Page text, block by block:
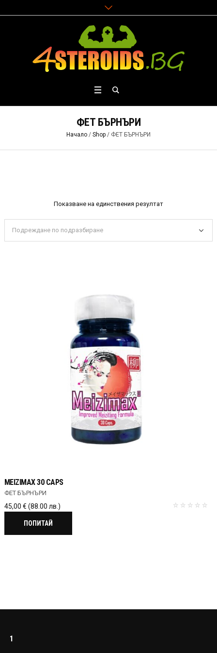
ФЕТ БЪРНЪРИ
Начало / Shop / ФЕТ БЪРНЪРИ
Показване на единствения резултат
MEIZIMAX 30 CAPS
ФЕТ БЪРНЪРИ
45,00 € (88.00 лв.)
ПОПИТАЙ
1